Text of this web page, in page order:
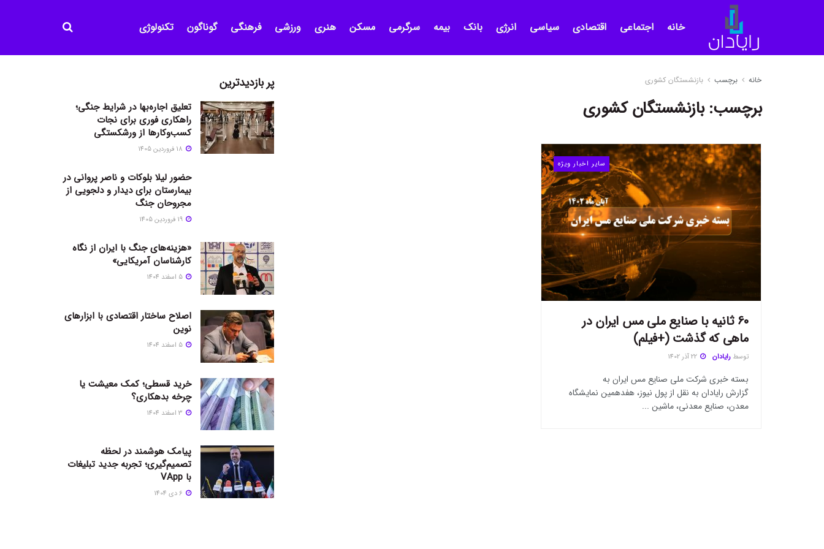
خانه اجتماعی اقتصادی سیاسی انرژی بانک بیمه سرگرمی مسکن هنری ورزشی فرهنگی گوناگون تکنولوژی
خانه برچسب بازنشستگان کشوری
برچسب:بازنشستگان کشوری
سایر اخبار ویژه
60 ثانیه با صنایع ملی مس ایران در
ماهی که گذشت (+فیلم)
توسط رایادان
بسته خبری شرکت ملی صنایع مس ایران به
گزارش رایادان به نقل از پول نیوز، هفدهمین نمایشگاه
معدن، صنایع معدنی، ماشین ...
پر بازدیدترین
تعلیق اجاره‌بها در شرایط جنگی؛
راهکاری فوری برای نجات
کسب‌وکارها از ورشکستگی
حضور لیلا بلوکات و ناصر پروانی در
بیمارستان برای دیدار و دلجویی از
مجروحان جنگ
«هزینه‌های جنگ با ایران از نگاه
کارشناسان آمریکایی»
اصلاح ساختار اقتصادی با ابزارهای
نوین
خرید قسطی؛ کمک معیشت یا
چرخه بدهکاری؟
پیامک هوشمند در لحظه
تصمیم‌گیری؛ تجربه جدید تبلیغات
با VApp